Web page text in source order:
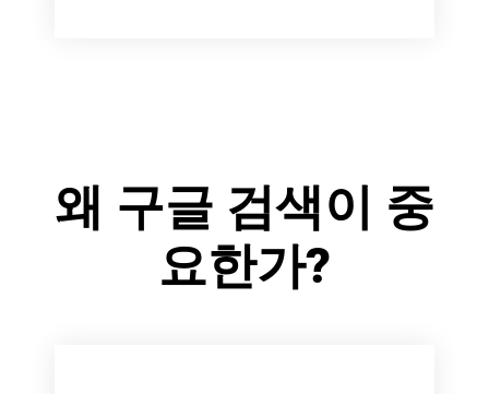
왜 구글 검색이 중
요한가?